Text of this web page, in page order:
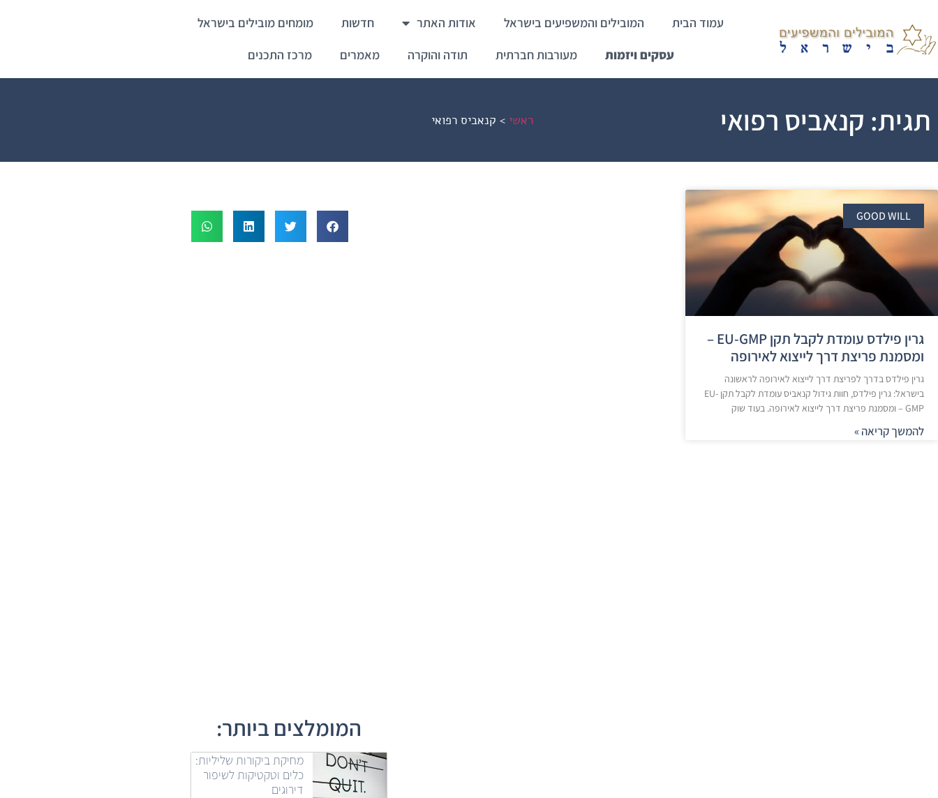
עמוד הבית המובילים והמשפיעים בישראל אודות האתר חדשות
מומחים מובילים בישראל
עסקים ויזמות
מעורבות חברתית תודה והוקרה מאמרים מרכז התכנים
תגית: קנאביס רפואי ראשי > קנאביס רפואי
GOOD WILL
גרין פילדס עומדת לקבל תקן EU-GMP –
ומסמנת פריצת דרך לייצוא לאירופה
גרין פילדס בדרך לפריצת דרך לייצוא לאירופה לראשונה
בישראל: גרין פילדס, חוות גידול קנאביס עומדת לקבל תקן EU-
GMP – ומסמנת פריצת דרך לייצוא לאירופה. בעוד שוק
להמשך קריאה »
המומלצים ביותר:
מחיקת ביקורות שליליות:
כלים וטקטיקות לשיפור
דירוגים